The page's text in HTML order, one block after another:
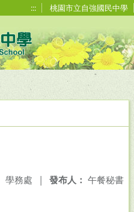
::: 桃園市立自強國民中學
發布人： 午餐秘書
學務處 |